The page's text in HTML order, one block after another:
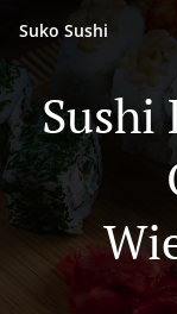
Suko Sushi
Sushi